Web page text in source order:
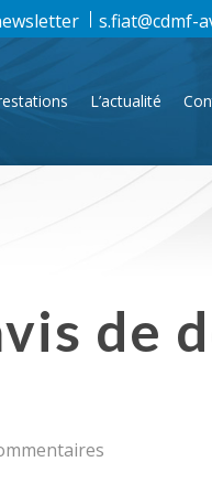
L’actualité
s.fiat@cdmf-
de